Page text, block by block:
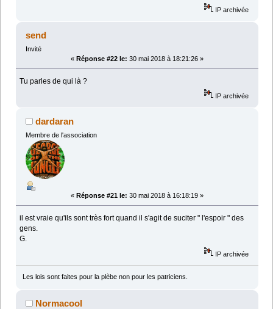
IP archivée
send
Invité
« Réponse #22 le: 30 mai 2018 à 18:21:26 »
Tu parles de qui là ?
IP archivée
dardaran
Membre de l'association
« Réponse #21 le: 30 mai 2018 à 16:18:19 »
il est vraie qu'ils sont très fort quand il s'agit de suciter " l'espoir " des
gens.
G.
IP archivée
Les lois sont faites pour la plèbe non pour les patriciens.
Normacool